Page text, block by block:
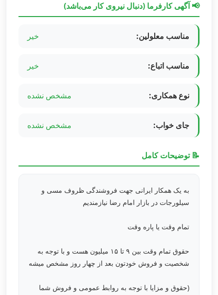
📢 آگهی کارفرما (دنبال نیروی کار می‌باشد)
مناسب معلولین: خیر
مناسب اتباع: خیر
نوع همکاری: مشخص نشده
جای خواب: مشخص نشده
📝 توضیحات کامل
به یک همکار ایرانی جهت فروشندگی ظروف مسی و
سیلورجات در بازار امام رضا نیازمندیم
تمام وقت یا پاره وقت
حقوق تمام وقت بین ۹ تا ۱۵ میلیون هست و با توجه به
شخصیت و فروش خودتون بعد از چهار روز مشخص میشه
(حقوق و مزایا با توجه به روابط عمومی و فروش شما